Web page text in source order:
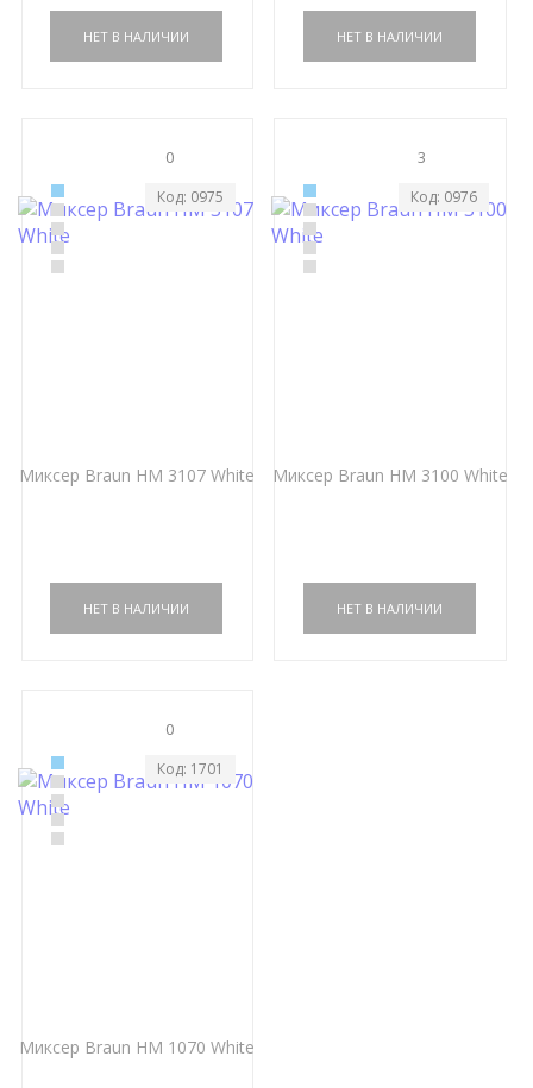
0
Миксер Braun HM 3107 White
Код: 0975
3
Миксер Braun HM 3100 White
Код: 0976
0
Миксер Braun HM 1070 White
Код: 1701